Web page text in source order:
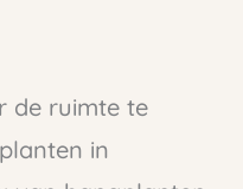
de ruimte te
in